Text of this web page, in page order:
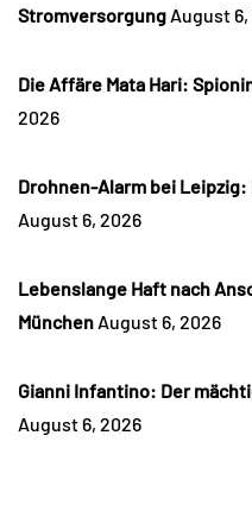
Stromversorgung August
Die Affäre Mata Hari:
2026
Drohnen-Alarm bei
August 6, 2026
Lebenslange Haft nach
München August 6, 2026
Gianni Infantino: Der
August 6, 2026